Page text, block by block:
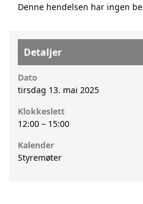
Denne hendelsen har ingen
Detaljer
Dato
tirsdag 13. mai 2025
Klokkeslett
12:00 – 15:00
Kalender
Styremøter